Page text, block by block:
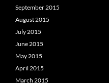
September 2015
August 2015
July 2015
June 2015
May 2015
April 2015
March 2015